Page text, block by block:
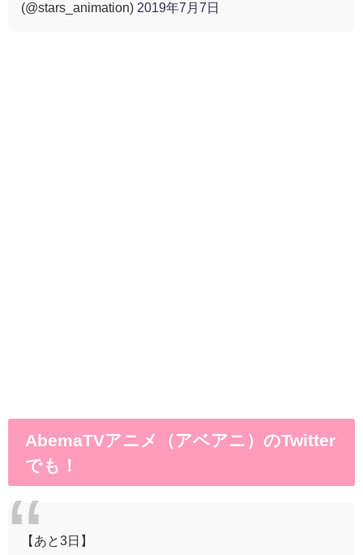
(@stars_animation) 2019年7月7日
AbemaTVアニメ（アベアニ）のTwitter
でも！
【あと3日】